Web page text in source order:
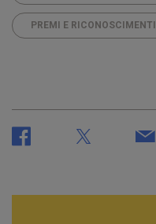
PREMI E RICONOSCIMENTI